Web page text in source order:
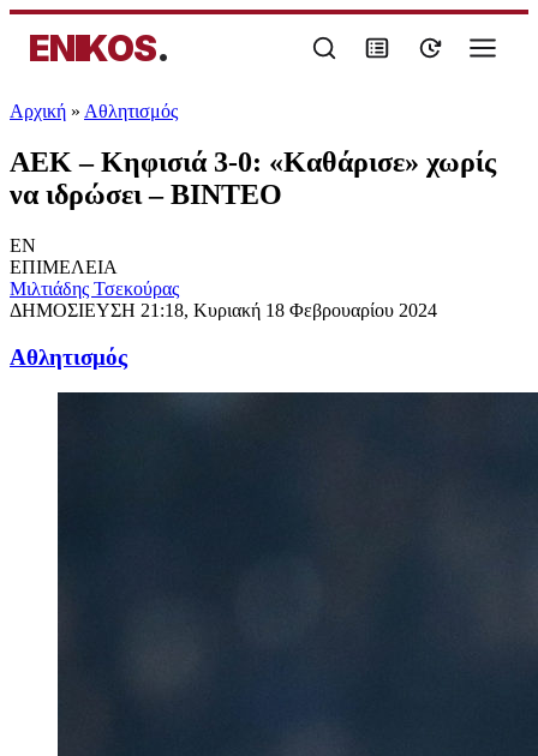
ENIKOS.
Αρχική » Αθλητισμός
ΑΕΚ – Κηφισιά 3-0: «Καθάρισε» χωρίς
να ιδρώσει – ΒΙΝΤΕΟ
EN
ΕΠΙΜΕΛΕΙΑ
Μιλτιάδης Τσεκούρας
ΔΗΜΟΣΙΕΥΣΗ 21:18, Κυριακή 18 Φεβρουαρίου 2024
Αθλητισμός